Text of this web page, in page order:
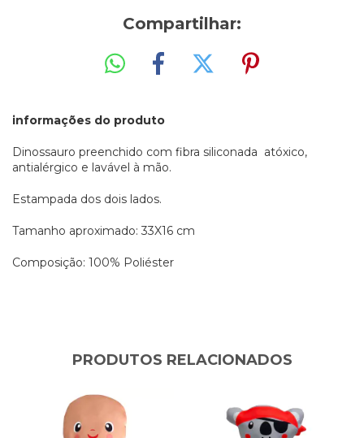
Compartilhar:
informações do produto
Dinossauro preenchido com fibra siliconada atóxico,
antialérgico e lavável à mão.
Estampada dos dois lados.
Tamanho aproximado: 33X16 cm
Composição: 100% Poliéster
PRODUTOS RELACIONADOS